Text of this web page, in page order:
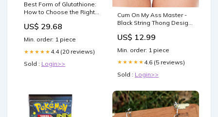
Best Form of Glutathione:
How to Choose the Right
US$ 29.68
Min. order: 1 piece
★★★★★ 4.4 (20 reviews)
Sold : Login>>
Cum On My Ass Master -
Black String Thong Design
US$ 12.99
Min. order: 1 piece
★★★★★ 4.6 (5 reviews)
Sold : Login>>